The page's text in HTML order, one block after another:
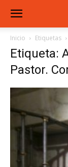
Inicio Etiquetas
Etiqueta:
Pastor.